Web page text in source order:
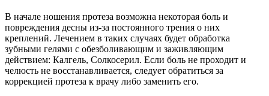
В начале ношения протеза возможна некоторая боль и
повреждения десны из-за постоянного трения о них
креплений. Лечением в таких случаях будет обработка
зубными гелями с обезболивающим и заживляющим
действием: Калгель, Солкосерил. Если боль не проходит и
челюсть не восстанавливается, следует обратиться за
коррекцией протеза к врачу либо заменить его.